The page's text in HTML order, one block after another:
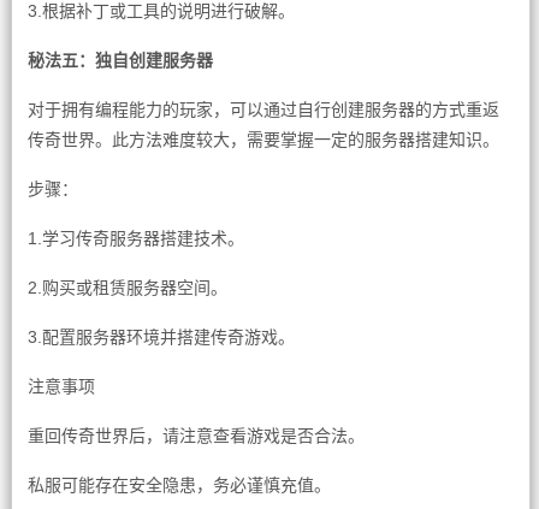
3.根据补丁或工具的说明进行破解。
秘法五：独自创建服务器
对于拥有编程能力的玩家，可以通过自行创建服务器的方式重返
传奇世界。此方法难度较大，需要掌握一定的服务器搭建知识。
步骤：
1.学习传奇服务器搭建技术。
2.购买或租赁服务器空间。
3.配置服务器环境并搭建传奇游戏。
注意事项
重回传奇世界后，请注意查看游戏是否合法。
私服可能存在安全隐患，务必谨慎充值。